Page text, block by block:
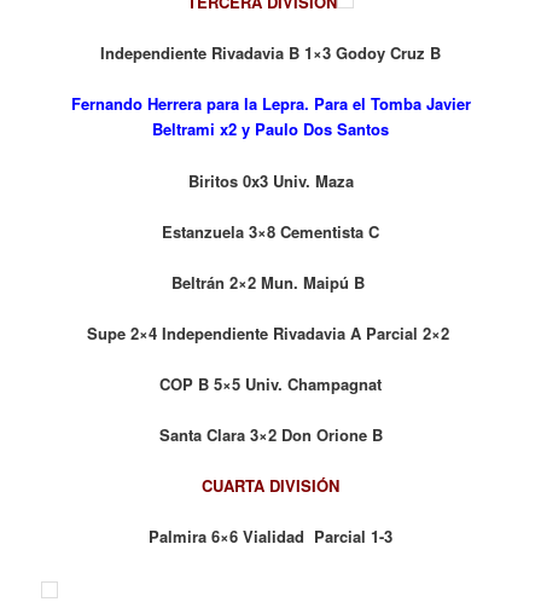
Independiente Rivadavia B 1×3 Godoy Cruz B
Fernando Herrera para la Lepra. Para el Tomba Javier
Beltrami x2 y Paulo Dos Santos
Biritos 0x3 Univ. Maza
Estanzuela 3×8 Cementista C
Beltrán 2×2 Mun. Maipú B
Supe 2×4 Independiente Rivadavia A Parcial 2×2
COP B 5×5 Univ. Champagnat
Santa Clara 3×2 Don Orione B
CUARTA DIVISIÓN
Palmira 6×6 Vialidad Parcial 1-3